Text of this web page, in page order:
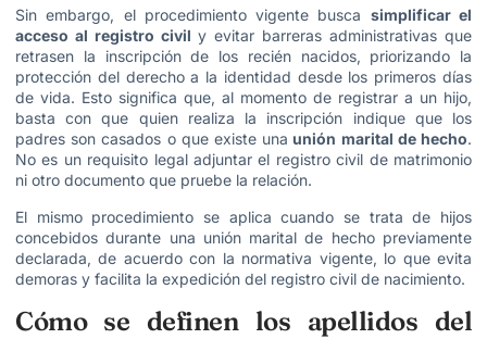
Sin embargo, el procedimiento vigente busca simplificar el
acceso al registro civil y evitar barreras administrativas que
retrasen la inscripción de los recién nacidos, priorizando la
protección del derecho a la identidad desde los primeros días
de vida. Esto significa que, al momento de registrar a un hijo,
basta con que quien realiza la inscripción indique que los
padres son casados o que existe una unión marital de hecho.
No es un requisito legal adjuntar el registro civil de matrimonio
ni otro documento que pruebe la relación.
El mismo procedimiento se aplica cuando se trata de hijos
concebidos durante una unión marital de hecho previamente
declarada, de acuerdo con la normativa vigente, lo que evita
demoras y facilita la expedición del registro civil de nacimiento.
Cómo se definen los apellidos del